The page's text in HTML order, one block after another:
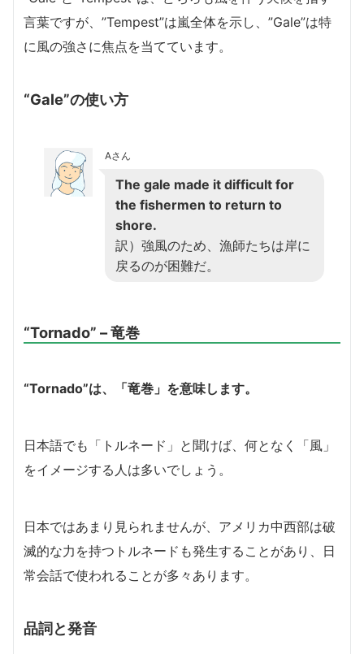
言葉ですが、”Tempest”は嵐全体を示し、”Gale”は特
に風の強さに焦点を当てています。
“Gale”の使い方
Aさん
The gale made it difficult for
the fishermen to return to
shore.
訳）強風のため、漁師たちは岸に
戻るのが困難だ。
“Tornado” – 竜巻
“Tornado”は、「竜巻」を意味します。
日本語でも「トルネード」と聞けば、何となく「風」
をイメージする人は多いでしょう。
日本ではあまり見られませんが、アメリカ中西部は破
滅的な力を持つトルネードも発生することがあり、日
常会話で使われることが多々あります。
品詞と発音